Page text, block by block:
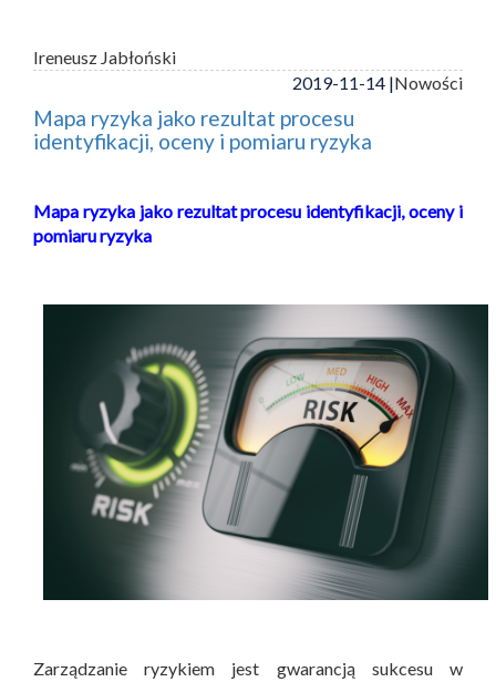
Ireneusz Jabłoński
2019-11-14 |Nowości
Mapa ryzyka jako rezultat procesu
identyfikacji, oceny i pomiaru ryzyka
Mapa ryzyka jako rezultat procesu identyfikacji, oceny i
pomiaru ryzyka
Zarządzanie ryzykiem jest gwarancją sukcesu w